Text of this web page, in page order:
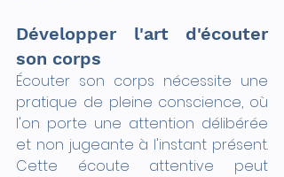
Développer l'art d'écouter
son corps
Écouter son corps nécessite une
pratique de pleine conscience, où
l'on porte une attention délibérée
et non jugeante à l'instant présent.
Cette écoute attentive peut